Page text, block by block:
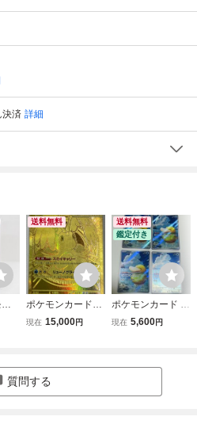
決済 詳細
ナ
送料無料
ポケモンカード
メガカイリューex
現在 15,000円
送料無料
鑑定付き
ポケモンカード コ
ダック AR 199/19
現在 5,600円
質問する